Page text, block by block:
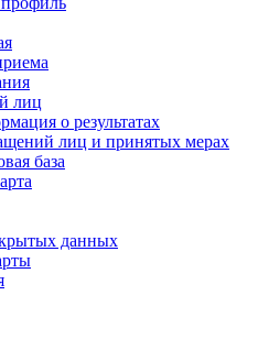
лиц
о результатах
лиц и принятых мерах
база
данных